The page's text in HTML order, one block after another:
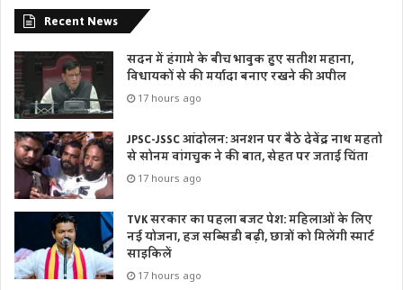
Recent News
सदन में हंगामे के बीच भावुक हुए सतीश महाना,
विधायकों से की मर्यादा बनाए रखने की अपील
17 hours ago
JPSC-JSSC आंदोलन: अनशन पर बैठे देवेंद्र नाथ महतो
से सोनम वांगचुक ने की बात, सेहत पर जताई चिंता
17 hours ago
TVK सरकार का पहला बजट पेश: महिलाओं के लिए
नई योजना, हज सब्सिडी बढ़ी, छात्रों को मिलेंगी स्मार्ट
साइकिलें
17 hours ago